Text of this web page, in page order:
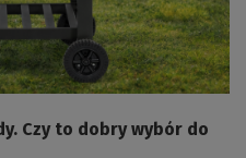
Czy to dobry wybór do